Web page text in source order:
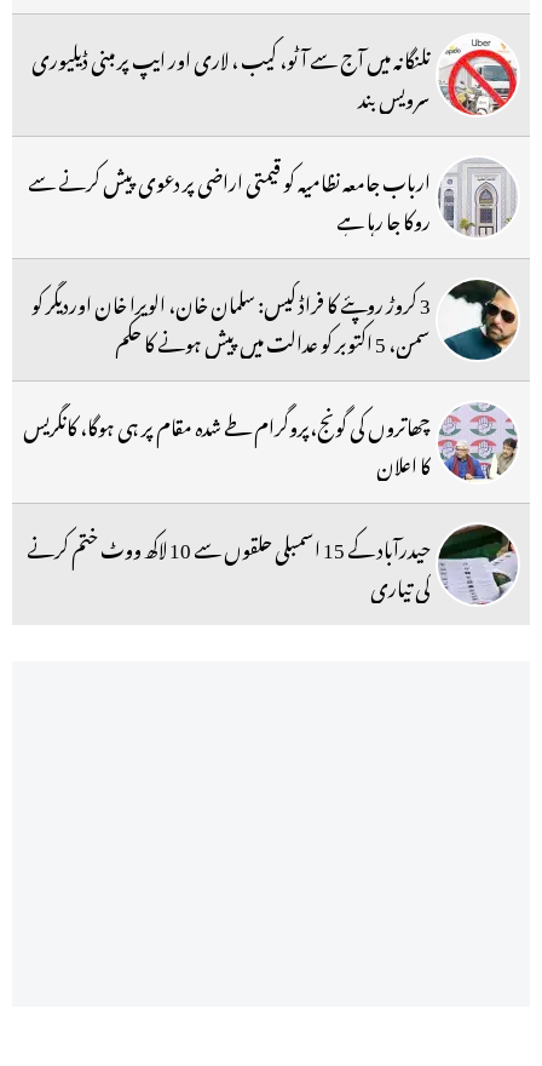
تلنگانہ میں آج سے آٹو، کیب ، لاری اور ایپ پر مبنی ڈیلیوری
سرویس بند
ارباب جامعہ نظامیہ کو قیمتی اراضی پر دعوی پیش کرنے سے
روکا جا رہا ہے
3 کروڑ روپئے کا فراڈ کیس: سلمان خان، الویرا خان اوردیگر کو
سمن، 5 اکتوبر کو عدالت میں پیش ہونے کا حکم
چھاتروں کی گونج،پروگرام طے شدہ مقام پر ہی ہوگا، کانگریس
کا اعلان
حیدرآباد کے 15 اسمبلی حلقوں سے 10 لاکھ ووٹ ختم کرنے
کی تیاری